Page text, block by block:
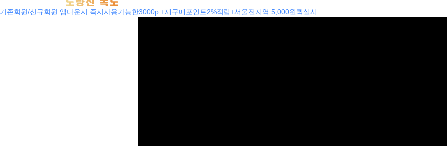
기존회원/신규회원 앱다운시 즉시사용가능한3000p +재구매포인트2%적립+서울전지역 5,000원퀵실시